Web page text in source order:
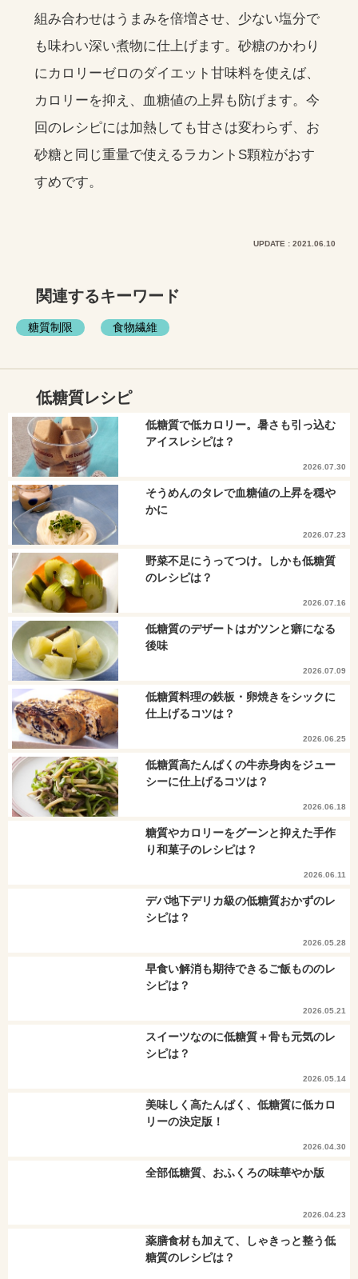
組み合わせはうまみを倍増させ、少ない塩分で
も味わい深い煮物に仕上げます。砂糖のかわり
にカロリーゼロのダイエット甘味料を使えば、
カロリーを抑え、血糖値の上昇も防げます。今
回のレシピには加熱しても甘さは変わらず、お
砂糖と同じ重量で使えるラカントS顆粒がおす
すめです。
UPDATE : 2021.06.10
関連するキーワード
糖質制限 食物繊維
低糖質レシピ
低糖質で低カロリー。暑さも引っ込む
アイスレシピは？
2026.07.30
そうめんのタレで血糖値の上昇を穏や
かに
2026.07.23
野菜不足にうってつけ。しかも低糖質
のレシピは？
2026.07.16
低糖質のデザートはガツンと癖になる
後味
2026.07.09
低糖質料理の鉄板・卵焼きをシックに
仕上げるコツは？
2026.06.25
低糖質高たんぱくの牛赤身肉をジュー
シーに仕上げるコツは？
2026.06.18
糖質やカロリーをグーンと抑えた手作
り和菓子のレシピは？
2026.06.11
デパ地下デリカ級の低糖質おかずのレ
シピは？
2026.05.28
早食い解消も期待できるご飯もののレ
シピは？
2026.05.21
スイーツなのに低糖質＋骨も元気のレ
シピは？
2026.05.14
美味しく高たんぱく、低糖質に低カロ
リーの決定版！
2026.04.30
全部低糖質、おふくろの味華やか版
2026.04.23
薬膳食材も加えて、しゃきっと整う低
糖質のレシピは？